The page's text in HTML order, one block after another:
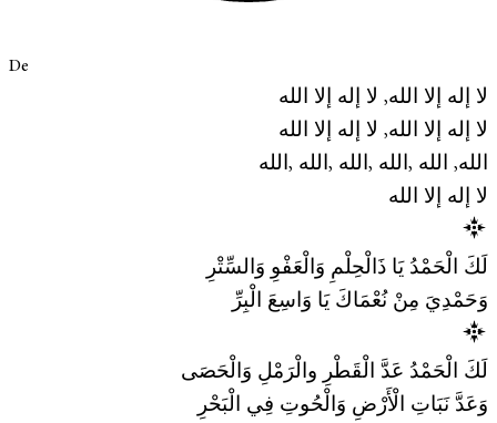
De
لا إله إلا الله, لا إله إلا الله
لا إله إلا الله, لا إله إلا الله
الله, الله ,الله ,الله ,الله ,الله
لا إله إلا الله
لَكَ الْحَمْدُ يَا ذَالْحِلْمِ وَالْعَفْوِ وَالسِّتْرِ
وَحَمْدِيَ مِنْ نُعْمَاكَ يَا وَاسِعَ الْبِرِّ
لَكَ الْحَمْدُ عَدَّ الْقَطْرِ والْرَمْلِ وَالْحَصَى
وَعَدَّ نَبَاتِ الْأَرْضِ وَالْحُوتِ فِي الْبَحْرِ